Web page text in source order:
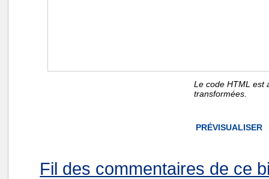
Le code HTML est
transformées.
Fil des commentaires de ce